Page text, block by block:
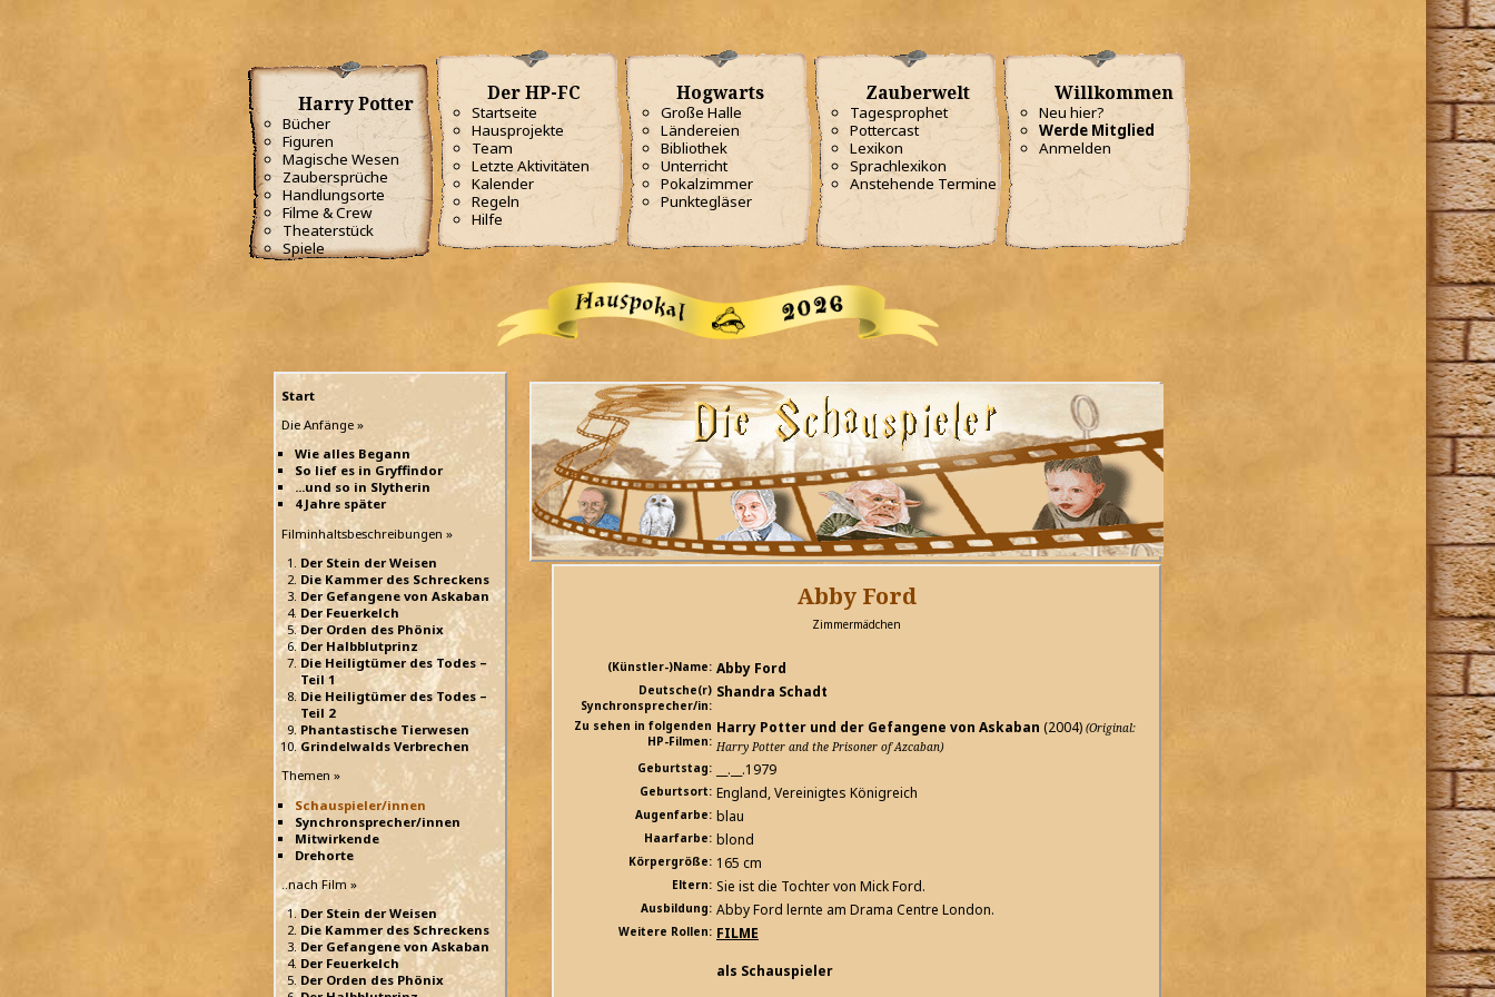
Harry Potter
Bücher
Figuren
Magische Wesen
Zaubersprüche
Handlungsorte
Filme & Crew
Theaterstück
Spiele
Der HP-FC
Startseite
Hausprojekte
Team
Letzte Aktivitäten
Kalender
Regeln
Hilfe
Hogwarts
Große Halle
Ländereien
Bibliothek
Unterricht
Pokalzimmer
Punktegläser
Zauberwelt
Tagesprophet
Pottercast
Lexikon
Sprachlexikon
Anstehende Termine
Willkommen
Neu hier?
Werde Mitglied
Anmelden
Start
Die Anfänge »
Wie alles Begann
So lief es in Gryffindor
...und so in Slytherin
4 Jahre später
Filminhaltsbeschreibungen »
Der Stein der Weisen
Die Kammer des Schreckens
Der Gefangene von Askaban
Der Feuerkelch
Der Orden des Phönix
Der Halbblutprinz
Die Heiligtümer des Todes –
Teil 1
Die Heiligtümer des Todes –
Teil 2
Phantastische Tierwesen
Grindelwalds Verbrechen
Themen »
Schauspieler/innen
Synchronsprecher/innen
Mitwirkende
Drehorte
..nach Film »
Der Stein der Weisen
Die Kammer des Schreckens
Der Gefangene von Askaban
Der Feuerkelch
Der Orden des Phönix
Abby Ford
Zimmermädchen
(Künstler-)Name: Abby Ford
Deutsche(r)
Synchronsprecher/in:
Shandra Schadt
Zu sehen in folgenden
HP-Filmen:
Harry Potter und der Gefangene von Askaban (2004) (Original:
Harry Potter and the Prisoner of Azcaban)
Geburtstag:
__.__.1979
Geburtsort: England, Vereinigtes Königreich
Augenfarbe: blau
Haarfarbe: blond
Körpergröße: 165 cm
Eltern: Sie ist die Tochter von Mick Ford.
Ausbildung: Abby Ford lernte am Drama Centre London.
Weitere Rollen: FILME
als Schauspieler